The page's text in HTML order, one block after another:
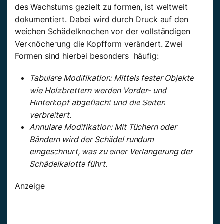
des Wachstums gezielt zu formen, ist weltweit
dokumentiert. Dabei wird durch Druck auf den
weichen Schädelknochen vor der vollständigen
Verknöcherung die Kopfform verändert. Zwei
Formen sind hierbei besonders häufig:
Tabulare Modifikation: Mittels fester Objekte
wie Holzbrettern werden Vorder- und
Hinterkopf abgeflacht und die Seiten
verbreitert.
Annulare Modifikation: Mit Tüchern oder
Bändern wird der Schädel rundum
eingeschnürt, was zu einer Verlängerung der
Schädelkalotte führt.
Anzeige